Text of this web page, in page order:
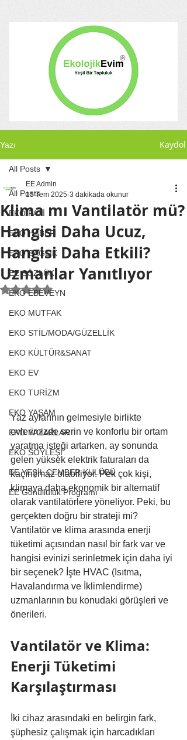
Yazı Kaydol
All Posts
EKO PATİ
EKO HABER
EKO SAĞLIK
EE SÖZLÜK
EKO EBEVEYN
EKO MUTFAK
EKO STİL/MODA/GÜZELLİK
EKO KÜLTÜR&SANAT
EKO EV
EKO TURİZM
EKO YAŞAM
EKO YAZARLAR
EKO SÖYLEŞİ
EE YEŞİL ÇEMBER KULÜBÜ
EE Gönüllülük Programı
All Posts
Klima mı Vantilatör mü?
Hangisi Daha Ucuz,
Hangisi Daha Etkili?
Uzmanlar Yanıtlıyor
EE Admin
15 Tem 2025 3 dakikada okunur
5 üzerinden NaN yıldız
Yaz aylarının gelmesiyle birlikte
evlerimizde serin ve konforlu bir ortam
yaratma isteği artarken, ay sonunda
gelen yüksek elektrik faturaları da
kaçınılmaz olabiliyor. Pek çok kişi,
klimaya daha ekonomik bir alternatif
olarak vantilatörlere yöneliyor. Peki, bu
gerçekten doğru bir strateji mi?
Vantilatör ve klima arasında enerji
tüketimi açısından nasıl bir fark var ve
hangisi evinizi serinletmek için daha iyi
bir seçenek? İşte HVAC (Isıtma,
Havalandırma ve İklimlendirme)
uzmanlarının bu konudaki görüşleri ve
önerileri.
Vantilatör ve Klima:
Enerji Tüketimi
Karşılaştırması
İki cihaz arasındaki en belirgin fark,
şüphesiz çalışmak için harcadıkları